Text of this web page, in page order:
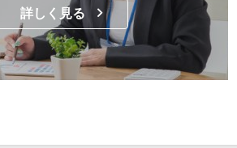
詳しく見る